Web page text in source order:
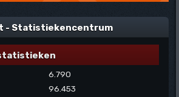
- Statistiekencentrum
6.790
96.453